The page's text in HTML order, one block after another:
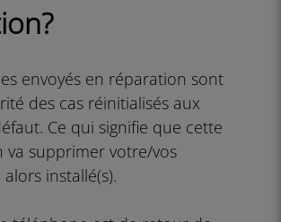
envoyés en réparation sont
des cas réinitialisés aux
Ce qui signifie que cette
va supprimer votre/vos
installé(s).